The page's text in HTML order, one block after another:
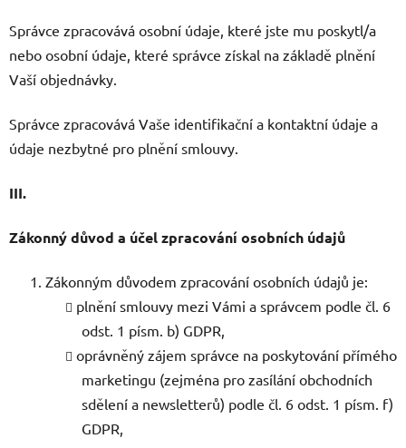
Správce zpracovává osobní údaje, které jste mu poskytl/a
nebo osobní údaje, které správce získal na základě plnění
Vaší objednávky.
Správce zpracovává Vaše identifikační a kontaktní údaje a
údaje nezbytné pro plnění smlouvy.
III.
Zákonný důvod a účel zpracování osobních údajů
Zákonným důvodem zpracování osobních údajů je:
plnění smlouvy mezi Vámi a správcem podle čl. 6
odst. 1 písm. b) GDPR,
oprávněný zájem správce na poskytování přímého
marketingu (zejména pro zasílání obchodních
sdělení a newsletterů) podle čl. 6 odst. 1 písm. f)
GDPR,